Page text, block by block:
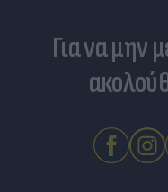
Για να μην